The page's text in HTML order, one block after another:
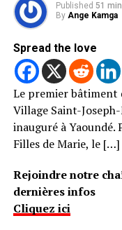
Published 51
By Ange Kamga
Spread the love
Le premier bâtiment
Village Saint-
inauguré à
Filles de Marie, le […]
Rejoindre notre
dernières infos
Cliquez ici